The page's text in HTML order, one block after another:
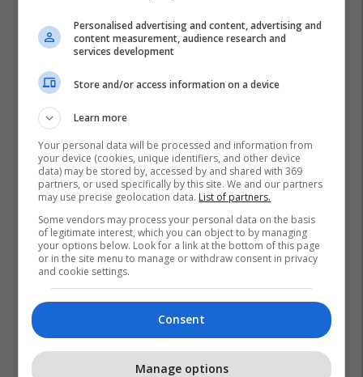
Personalised advertising and content, advertising and
content measurement, audience research and
services development
Store and/or access information on a device
Learn more
Your personal data will be processed and information from
your device (cookies, unique identifiers, and other device
data) may be stored by, accessed by and shared with 369
partners, or used specifically by this site. We and our partners
may use precise geolocation data. List of partners.
Some vendors may process your personal data on the basis
of legitimate interest, which you can object to by managing
your options below. Look for a link at the bottom of this page
or in the site menu to manage or withdraw consent in privacy
and cookie settings.
Consent
Manage options